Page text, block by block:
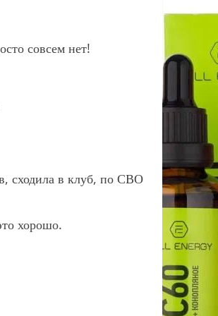
совсем нет!
сходила в клуб, по СВО
хорошо.